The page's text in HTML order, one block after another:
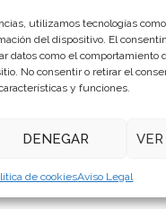
utilizamos tecnologías
del dispositivo. El
datos como el comportamiento
No consentir o retirar el
y funciones.
DENEGAR
de cookiesAviso Legal
#elpostredelisa,
#galletascuento
INFORMACIÓN